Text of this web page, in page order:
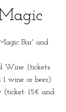
Bar' and
Wine (tickets
wine or beer)
(ticket: 15€ and